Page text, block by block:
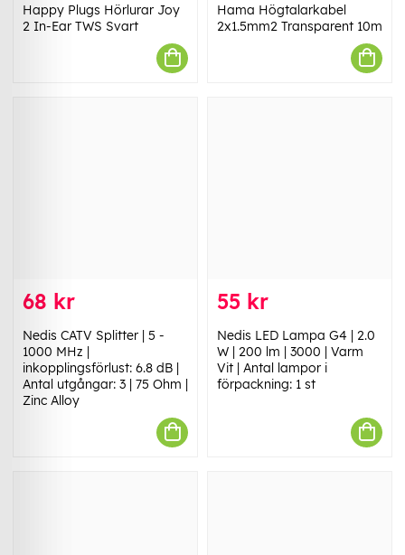
Happy Plugs Hörlurar Joy
2 In-Ear TWS Svart
Hama Högtalarkabel
2x1.5mm2 Transparent 10m
68 kr
Nedis CATV Splitter | 5 -
1000 MHz |
inkopplingsförlust: 6.8 dB |
Antal utgångar: 3 | 75 Ohm |
Zinc Alloy
55 kr
Nedis LED Lampa G4 | 2.0
W | 200 lm | 3000 | Varm
Vit | Antal lampor i
förpackning: 1 st